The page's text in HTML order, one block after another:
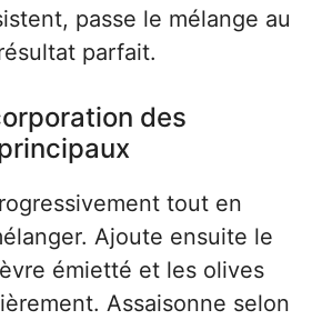
passe le mélange au
parfait.
des
tout en
Ajoute ensuite le
émietté et les olives
Assaisonne selon